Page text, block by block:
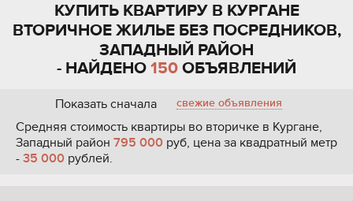
КУПИТЬ КВАРТИРУ В КУРГАНЕ
ВТОРИЧНОЕ ЖИЛЬЕ БЕЗ ПОСРЕДНИКОВ,
ЗАПАДНЫЙ РАЙОН
- НАЙДЕНО 150 ОБЪЯВЛЕНИЙ
Показать сначала свежие объявления
Средняя стоимость квартиры во вторичке в Кургане,
Западный район 795 000 руб, цена за квадратный метр
- 35 000 рублей.